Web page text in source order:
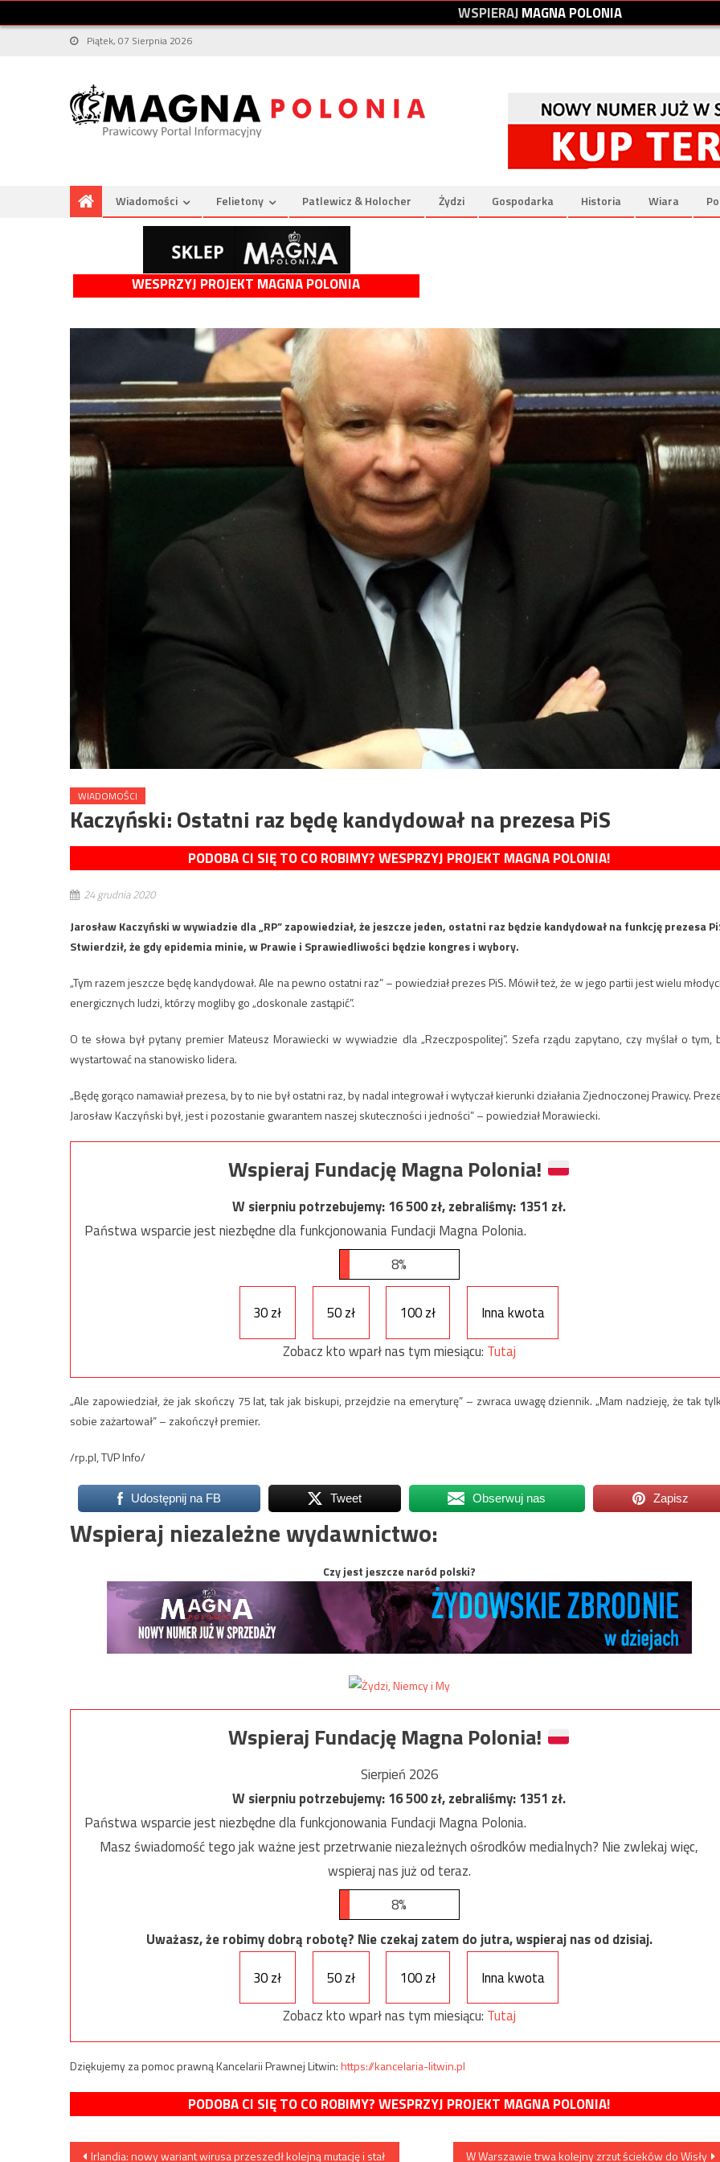
WSPIERAJMAGNAPOLONIA
Piątek, 07 Sierpnia 2026
Wiadomości Felietony Patlewicz & Holocher Żydzi Gospodarka Historia Wiara
WESPRZYJ PROJEKT MAGNA POLONIA
WIADOMOŚCI
Kaczyński: Ostatni raz będę kandydował na prezesa PiS
PODOBA CI SIĘ TO CO ROBIMY? WESPRZYJ PROJEKT MAGNA POLONIA!
24 grudnia 2020
Jarosław Kaczyński w wywiadzie dla „RP” zapowiedział, że jeszcze jeden, ostatni raz będzie kandydował na funkcję prezesa
Stwierdził, że gdy epidemia minie, w Prawie i Sprawiedliwości będzie kongres i wybory.
„Tym razem jeszcze będę kandydował. Ale na pewno ostatni raz” – powiedział prezes PiS. Mówił też, że w jego partii jest wielu
energicznych ludzi, którzy mogliby go „doskonale zastąpić”.
O te słowa był pytany premier Mateusz Morawiecki w wywiadzie dla „Rzeczpospolitej”. Szefa rządu zapytano, czy myślał o tym,
wystartować na stanowisko lidera.
„Będę gorąco namawiał prezesa, by to nie był ostatni raz, by nadal integrował i wytyczał kierunki działania Zjednoczonej Prawicy.
Jarosław Kaczyński był, jest i pozostanie gwarantem naszej skuteczności i jedności” – powiedział Morawiecki.
Wspieraj Fundację Magna Polonia!
W sierpniu potrzebujemy:16 500zł, zebraliśmy:1351 zł.
Państwa wsparcie jest niezbędne dla funkcjonowania Fundacji Magna Polonia.
8%
30 zł 50 zł 100 zł
Inna kwota
Zobacz kto wparł nas tym miesiącu: Tutaj
„Ale zapowiedział, że jak skończy 75 lat, tak jak biskupi, przejdzie na emeryturę” – zwraca uwagę dziennik. „Mam nadzieję, że tak
sobie zażartował” – zakończył premier.
/rp.pl, TVP Info/
Udostępnij na FB Tweet Obserwuj nas Zapisz
Wspieraj niezależne wydawnictwo:
Czy jest jeszcze naród polski?
Wspieraj Fundację Magna Polonia!
Sierpień 2026
W sierpniu potrzebujemy:16 500zł, zebraliśmy:1351 zł.
Państwa wsparcie jest niezbędne dla funkcjonowania Fundacji Magna Polonia.
Masz świadomość tego jak ważne jest przetrwanie niezależnych ośrodków medialnych? Nie zwlekaj więc,
wspieraj nas już od teraz.
8%
Uważasz, że robimy dobrą robotę? Nie czekaj zatem do jutra, wspieraj nas od dzisiaj.
30 zł
50 zł 100 zł
Inna kwota
Zobacz kto wparł nas tym miesiącu: Tutaj
Dziękujemy za pomoc prawną Kancelarii Prawnej Litwin:https://kancelaria-litwin.pl
PODOBA CI SIĘ TO CO ROBIMY? WESPRZYJ PROJEKT MAGNA POLONIA!
Irlandia: nowy wariant wirusa przeszedł kolejną mutację i stał W Warszawie trwa kolejny zrzut ścieków do Wisły